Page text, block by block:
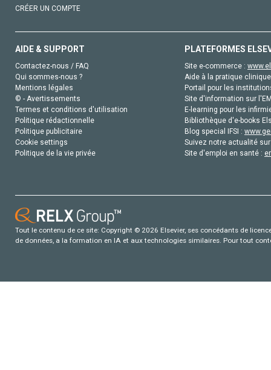
CRÉER UN COMPTE
AIDE & SUPPORT
Contactez-nous / FAQ
Qui sommes-nous ?
Mentions légales
© - Avertissements
Termes et conditions d'utilisation
Politique rédactionnelle
Politique publicitaire
Cookie settings
Politique de la vie privée
PLATEFORMES
Site e-commerce :
Aide à la pratique
Portail pour les
Site d'information sur
E-learning pour les
Bibliothèque d'e-books
Blog special IFSI :
Suivez notre actualité
Site d'emploi en santé :
Tout le contenu de ce site: Copyright © 2026 Elsevier, ses concédants de
de données, a la formation en IA et aux technologies similaires. Pour tout